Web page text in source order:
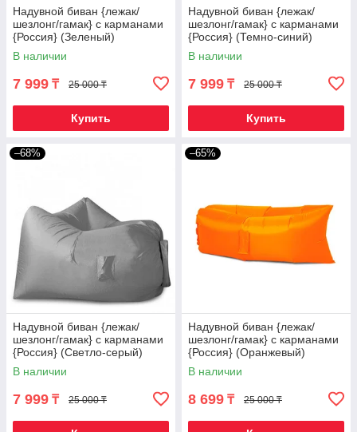
Надувной биван {лежак/
шезлонг/гамак} с карманами
{Россия} (Зеленый)
В наличии
7 999 ₸ 25 000 ₸
Купить
Надувной биван {лежак/
шезлонг/гамак} с карманами
{Россия} (Темно-синий)
В наличии
7 999 ₸ 25 000 ₸
Купить
–68%
Надувной биван {лежак/
шезлонг/гамак} с карманами
{Россия} (Светло-серый)
В наличии
7 999 ₸ 25 000 ₸
–65%
Надувной биван {лежак/
шезлонг/гамак} с карманами
{Россия} (Оранжевый)
В наличии
8 699 ₸ 25 000 ₸